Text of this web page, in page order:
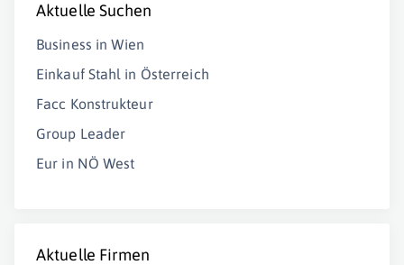
Aktuelle Suchen
Business in Wien
Einkauf Stahl in Österreich
Facc Konstrukteur
Group Leader
Eur in NÖ West
Aktuelle Firmen